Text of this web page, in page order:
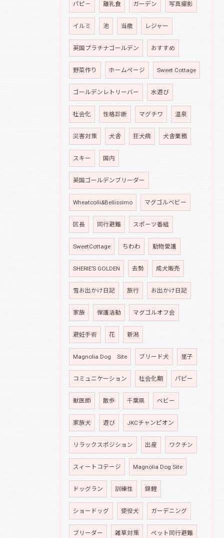
パピ－ 離乳食 ガーデン 写真撮影
イルミ 池 当歳 レジャー
英国プラチナゴールデン おすすめ
野菜作り ホームページ Sweet Cottage
ゴールデンレトリーバー 水遊び
社会化 性格診断 マグチワ 温泉
災害対策 犬舎 狂犬病 犬舎業務
スキー 国内
英国ゴールデンブリーダー
Wheatcolli&Bellissimo マグゴルベビー
区長 同行避難 スポーツ番組
SweetCottage ちわわ 動物愛護
SHERIE’S GOLDEN 去勢 成犬販売
雪お出かけ日記 旅行 お出かけ日記
家族 保護活動 マグゴルオフ会
避妊手術 花 新潟
Magnolia Dog Site ブリード犬 里子
コミュニケーション 社会化期 パピー
獣医師 散歩 千葉県 ベビー
家族犬 遊び JKCチャンピオン
リラックスポジション 出産 ワクチン
スィートコテージ Magnolia Dog Site
ドッグラン 訓練性 錦鯉
ショードッグ 使役犬 ガーデニング
ブリーダー 雑草対策 ペット同行避難